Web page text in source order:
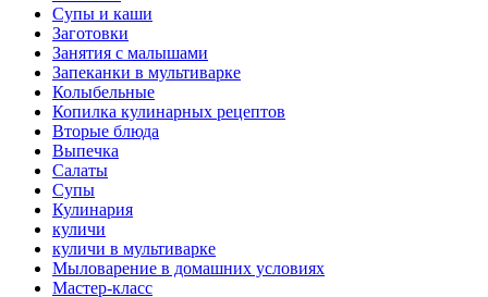
Супы и каши
Заготовки
Занятия с малышами
Запеканки в мультиварке
Колыбельные
Копилка кулинарных рецептов
Вторые блюда
Выпечка
Салаты
Супы
Кулинария
куличи
куличи в мультиварке
Мыловарение в домашних условиях
Мастер-класс